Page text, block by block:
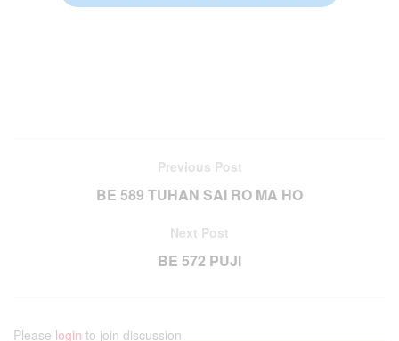
Previous Post
BE 589 TUHAN SAI RO MA HO
Next Post
BE 572 PUJI
Please login to join discussion